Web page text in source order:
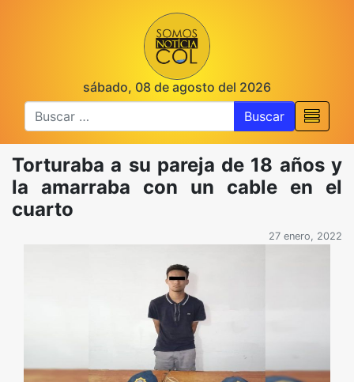
sábado, 08 de agosto del 2026
Buscar
Torturaba a su pareja de 18 años y
la amarraba con un cable en el
cuarto
27 enero, 2022